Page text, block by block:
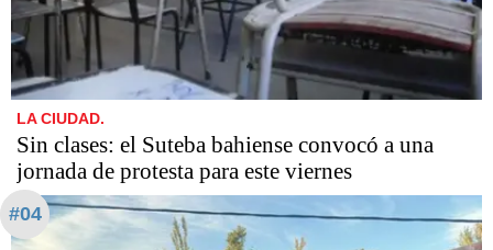
LA CIUDAD.
Sin clases: el Suteba bahiense convocó a una
jornada de protesta para este viernes
#04